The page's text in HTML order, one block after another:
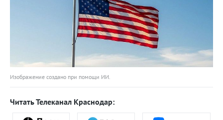
Изображение создано при помощи ИИ.
Читать Телеканал Краснодар: